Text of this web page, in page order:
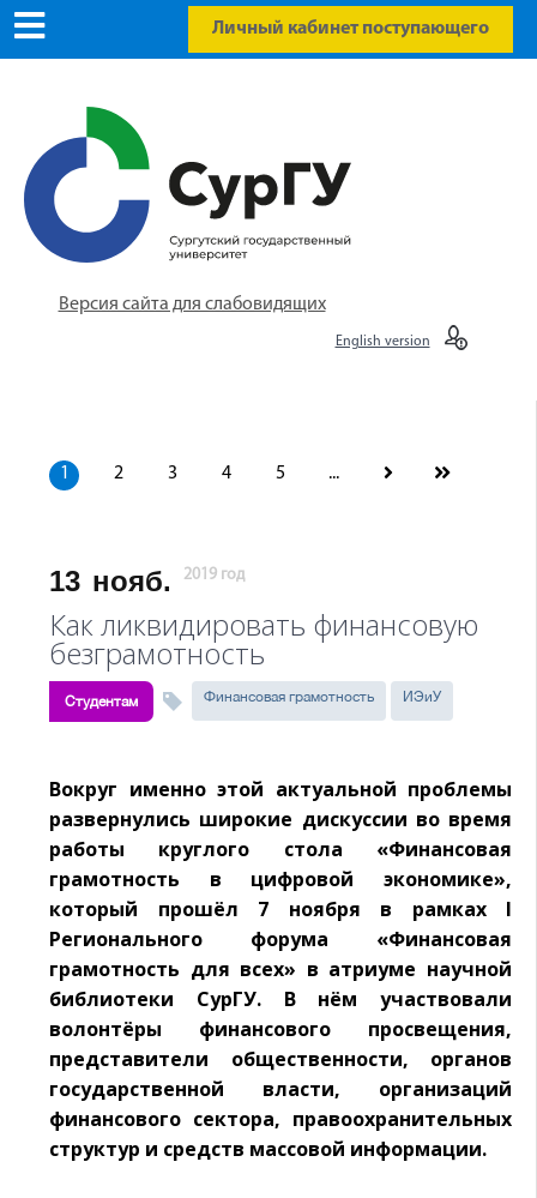
Личный кабинет поступающего
Версия сайта для слабовидящих
English version
1 2 3 4 5 ...
13 нояб. 2019 год
Как ликвидировать финансовую
безграмотность
Студентам Финансовая грамотность ИЭиУ
Вокруг именно этой актуальной проблемы
развернулись широкие дискуссии во время
работы круглого стола «Финансовая
грамотность в цифровой экономике»,
который прошёл 7 ноября в рамках I
Регионального форума «Финансовая
грамотность для всех» в атриуме научной
библиотеки СурГУ. В нём участвовали
волонтёры финансового просвещения,
представители общественности, органов
государственной власти, организаций
финансового сектора, правоохранительных
структур и средств массовой информации.